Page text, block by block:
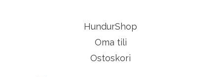
HundurShop
Oma tili
Ostoskori